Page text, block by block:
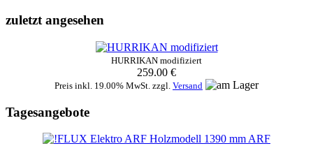
zuletzt angesehen
HURRIKAN modifiziert
259.00 €
Preis inkl. 19.00% MwSt. zzgl. Versand
Tagesangebote